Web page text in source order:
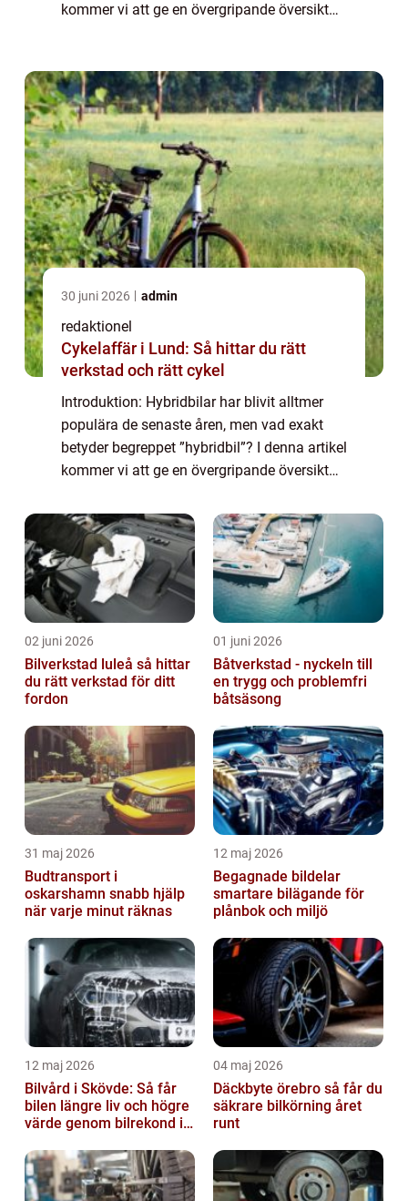
kommer vi att ge en övergripande översikt
30 juni 2026 admin
redaktionel
Cykelaffär i Lund: Så hittar du rätt
verkstad och rätt cykel
Introduktion: Hybridbilar har blivit alltmer
populära de senaste åren, men vad exakt
betyder begreppet ”hybridbil”? I denna artikel
kommer vi att ge en övergripande översikt
dagens bilvärld. Vi komme...
02 juni 2026
Bilverkstad luleå så hittar
du rätt verkstad för ditt
fordon
01 juni 2026
Båtverkstad - nyckeln till
en trygg och problemfri
båtsäsong
31 maj 2026
Budtransport i
oskarshamn snabb hjälp
när varje minut räknas
12 maj 2026
Begagnade bildelar
smartare bilägande för
plånbok och miljö
12 maj 2026
Bilvård i Skövde: Så får
bilen längre liv och högre
värde genom bilrekond i
04 maj 2026
Däckbyte örebro så får du
säkrare bilkörning året
runt